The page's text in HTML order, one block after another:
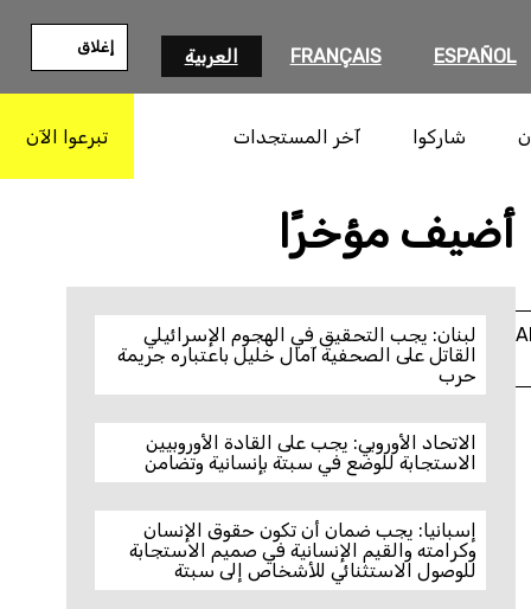
ESPAÑOL
FRANÇAIS العربية إغلاق
شاركوا آخر المستجدات تبرعوا الآن
أضيف مؤخرًا
لبنان: يجب التحقيق في الهجوم الإسرائيلي
القاتل على الصحفية آمال خليل باعتباره جريمة
حرب
الاتحاد الأوروبي: يجب على القادة الأوروبيين
الاستجابة للوضع في سبتة بإنسانية وتضامن
إسبانيا: يجب ضمان أن تكون حقوق الإنسان
وكرامته والقيم الإنسانية في صميم الاستجابة
للوصول الاستثنائي للأشخاص إلى سبتة